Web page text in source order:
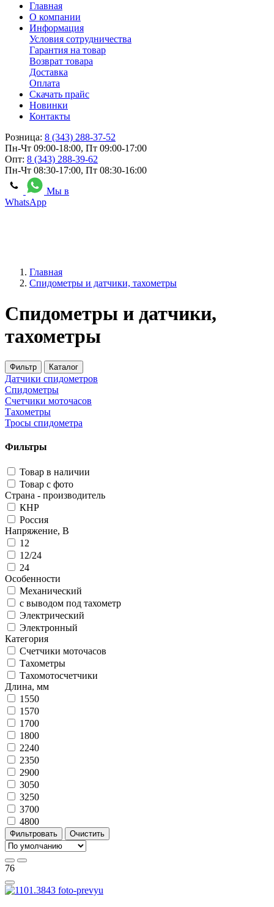
Главная
О компании
Информация
Условия сотрудничества
Гарантия на товар
Возврат товара
Доставка
Оплата
Скачать прайс
Новинки
Контакты
Розница: 8 (343) 288-37-52
Пн-Чт 09:00-18:00, Пт 09:00-17:00
Опт: 8 (343) 288-39-62
Пн-Чт 08:30-17:00, Пт 08:30-16:00
Мы в
WhatsApp
Главная
Спидометры и датчики, тахометры
Спидометры и датчики,
тахометры
Фильтр Каталог
Датчики спидометров
Спидометры
Счетчики моточасов
Тахометры
Тросы спидометра
Фильтры
Товар в наличии
Товар с фото
Страна - производитель
КНР
Россия
Напряжение, В
12
12/24
24
Особенности
Механический
с выводом под тахометр
Электрический
Электронный
Категория
Счетчики моточасов
Тахометры
Тахомотосчетчики
Длина, мм
1550
1570
1700
1800
2240
2350
2900
3050
3250
3700
4800
Фильтровать Очистить
76